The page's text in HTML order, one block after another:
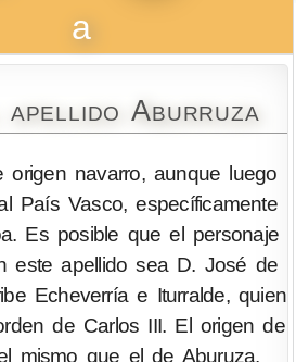
a
Aburruza
origen navarro, aunque luego
País Vasco, específicamente
Es posible que el personaje
este apellido sea D. José de
Echeverría e Iturralde, quien
de Carlos III. El origen de
mismo que el de Aburuza.